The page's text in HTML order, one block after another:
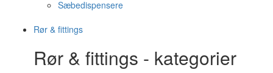
Sæbedispensere
Rør & fittings
Rør & fittings - kategorier